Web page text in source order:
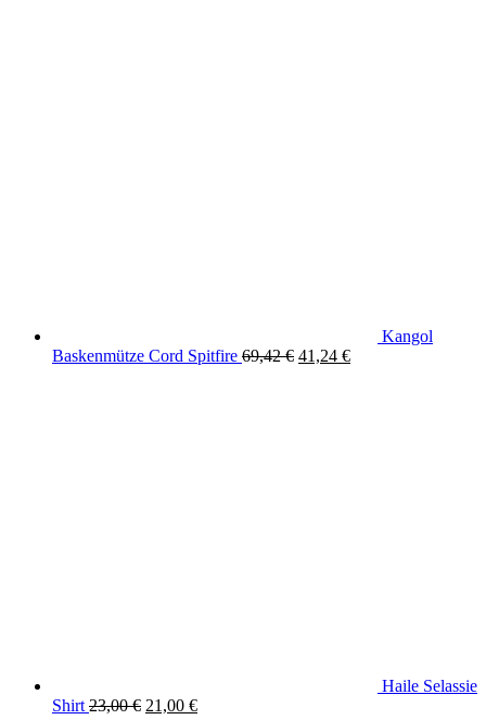
Kangol
Baskenmütze Cord Spitfire 69,42€ Original
41,24 €Current
Haile Selassie
Shirt 23,00€ Original
21,00 €Current